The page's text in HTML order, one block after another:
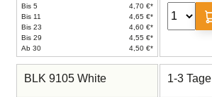
Bis 5
4,70 €*
Bis 11
4,65 €*
Bis 23
4,60 €*
Bis 29
4,55 €*
Ab 30
4,50 €*
BLK 9105 White 1-3 Tage